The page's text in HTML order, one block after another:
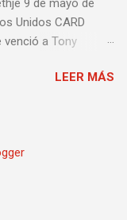
Unidos CARD
venció a Tony
a Dominick Cruz
Stephens por
PRELIMINAR:
LEER MÁS